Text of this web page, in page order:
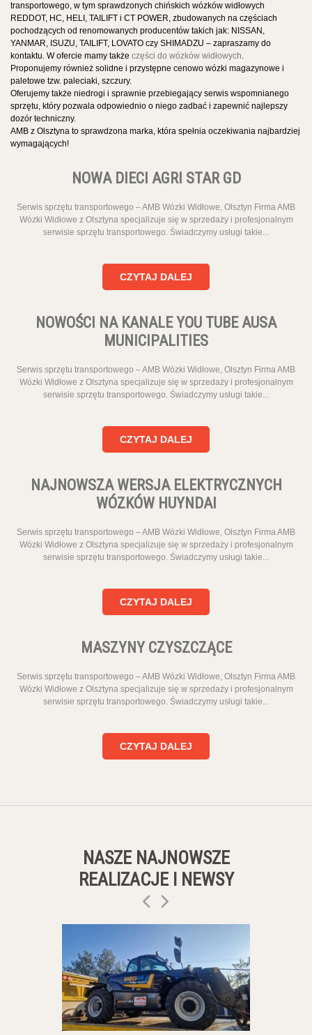
transportowego, w tym sprawdzonych chińskich wózków widłowych
REDDOT, HC, HELI, TAILIFT i CT POWER, zbudowanych na częściach
pochodzących od renomowanych producentów takich jak: NISSAN,
YANMAR, ISUZU, TAILIFT, LOVATO czy SHIMADZU – zapraszamy do
kontaktu. W ofercie mamy także części do wózków widłowych.
Proponujemy również solidne i przystępne cenowo wózki magazynowe i
paletowe tzw. paleciaki, szczury.
Oferujemy także niedrogi i sprawnie przebiegający serwis wspomnianego
sprzętu, który pozwala odpowiednio o niego zadbać i zapewnić najlepszy
dozór techniczny.
AMB z Olsztyna to sprawdzona marka, która spełnia oczekiwania najbardziej
wymagających!
NOWA DIECI AGRI STAR GD
Serwis sprzętu transportowego – AMB Wózki Widłowe, Olsztyn Firma AMB
Wózki Widłowe z Olsztyna specjalizuje się w sprzedaży i profesjonalnym
serwisie sprzętu transportowego. Świadczymy usługi takie...
CZYTAJ DALEJ
NOWOŚCI NA KANALE YOU TUBE AUSA
MUNICIPALITIES
Serwis sprzętu transportowego – AMB Wózki Widłowe, Olsztyn Firma AMB
Wózki Widłowe z Olsztyna specjalizuje się w sprzedaży i profesjonalnym
serwisie sprzętu transportowego. Świadczymy usługi takie...
CZYTAJ DALEJ
NAJNOWSZA WERSJA ELEKTRYCZNYCH
WÓZKÓW HUYNDAI
Serwis sprzętu transportowego – AMB Wózki Widłowe, Olsztyn Firma AMB
Wózki Widłowe z Olsztyna specjalizuje się w sprzedaży i profesjonalnym
serwisie sprzętu transportowego. Świadczymy usługi takie...
CZYTAJ DALEJ
MASZYNY CZYSZCZĄCE
Serwis sprzętu transportowego – AMB Wózki Widłowe, Olsztyn Firma AMB
Wózki Widłowe z Olsztyna specjalizuje się w sprzedaży i profesjonalnym
serwisie sprzętu transportowego. Świadczymy usługi takie...
CZYTAJ DALEJ
NASZE NAJNOWSZE
REALIZACJE I NEWSY